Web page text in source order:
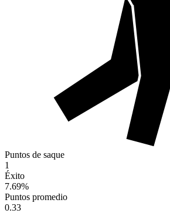
Puntos de saque
1
Éxito
7.69%
Puntos promedio
0.33